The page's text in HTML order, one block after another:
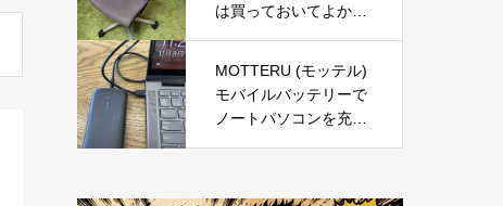
は買っておいてよかっ
MOTTERU (モッテル)
モバイルバッテリーで
ノートパソコンを充電